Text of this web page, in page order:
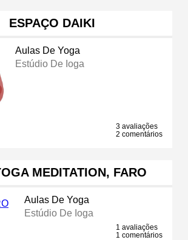
ESPAÇO DAIKI
Aulas De Yoga
Estúdio De Ioga
3 avaliações
2 comentários
MEDITATION, FARO
Aulas De Yoga
Estúdio De Ioga
1 avaliações
1 comentários